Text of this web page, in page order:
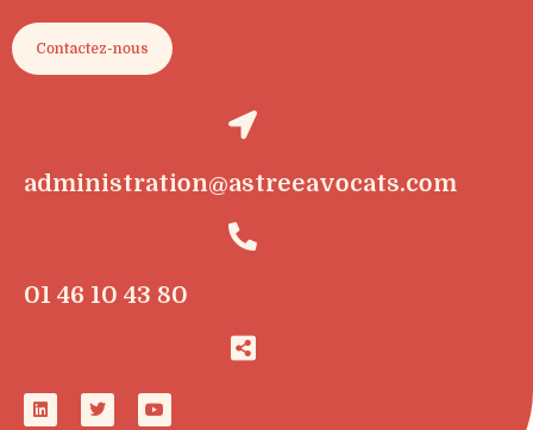
Contactez-nous
administration@astreeavocats.com
01 46 10 43 80